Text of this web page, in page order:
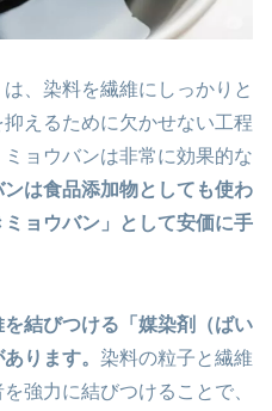
は、染料を繊維にしっかりと
えるために欠かせない工程
ョウバンは非常に効果的な
ンは食品添加物としても使わ
ョウバン」として安価に手
結びつける「媒染剤（ばい
ります。 染料の粒子と繊維
強力に結びつけることで、